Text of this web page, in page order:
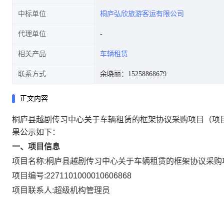
中标单位 桐庐弘欣旅游客运有限公司
代理单位
相关产品 车辆租赁
联系方式 余晓丽：15258868679
正文内容
桐庐县越剧传习中心关于车辆租赁的框架协议采购项目
（
果公示如下：
一、项目信息
项目名称:桐庐县越剧传习中心关于车辆租赁的框架协议采购
项目编号:2271101000010606868
项目联系人:超级机构管理员